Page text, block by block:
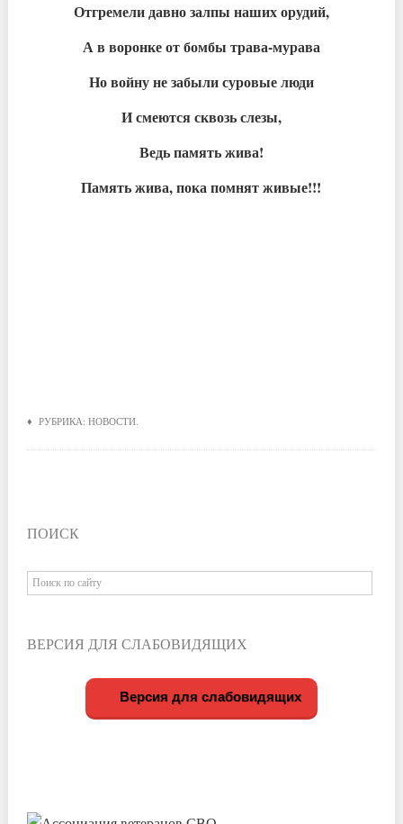
Отгремели давно залпы наших орудий,
А в воронке от бомбы трава-мурава
Но войну не забыли суровые люди
И смеются сквозь слезы,
Ведь память жива!
Память жива, пока помнят живые!!!
♦ РУБРИКА:НОВОСТИ.
ПОИСК
ВЕРСИЯ ДЛЯ СЛАБОВИДЯЩИХ
Версия для слабовидящих